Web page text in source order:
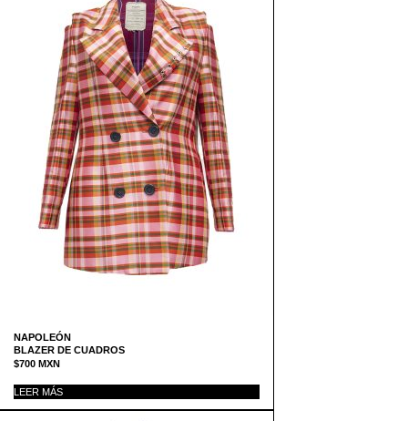
NAPOLEÓN
BLAZER DE CUADROS
$700 MXN
LEER MÁS